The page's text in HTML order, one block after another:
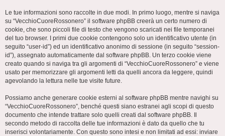
Le tue informazioni sono raccolte in due modi. In primo luogo, mentre si naviga
su “VecchioCuoreRossonero” il software phpBB creerà un certo numero di
cookie, che sono piccoli file di testo che vengono scaricati nei file temporanei
del tuo browser. I primi due cookie contengono solo un identificativo utente (in
seguito “user-id”) ed un identificativo anonimo di sessione (in seguito “session-
id”), assegnato automaticamente dal software phpBB. Un terzo cookie viene
creato quando si naviga tra gli argomenti di “VecchioCuoreRossonero” e viene
usato per memorizzare gli argomenti letti da quelli ancora da leggere, quindi
agevolando la lettura nelle tue visite future.
Possiamo anche generare cookie esterni al software phpBB mentre navighi su
“VecchioCuoreRossonero”, benché questi siano estranei agli scopi di questo
documento che intende trattare solo quelli creati dal software phpBB. Il
secondo metodo di raccolta delle tue informazioni è dato da quello che tu
inserisci volontariamente. Con questo sono intesi e non limitati ad essi: inviare